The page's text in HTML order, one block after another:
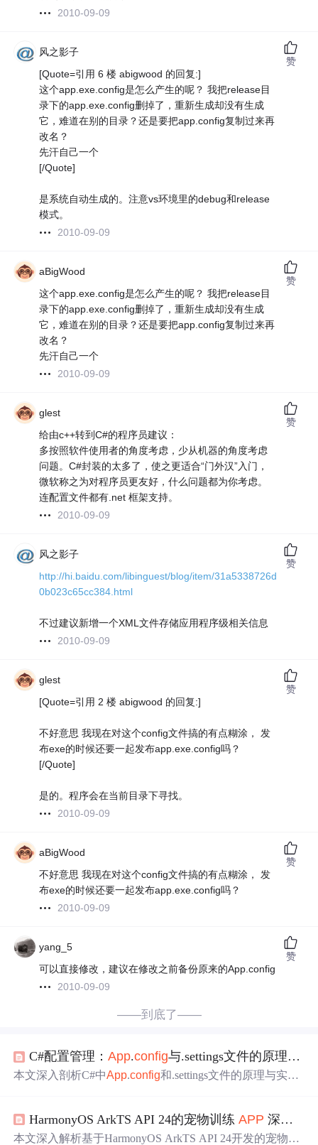
2010-09-09
风之影子
[Quote=引用 6 楼 abigwood 的回复:]
这个app.exe.config是怎么产生的呢？ 我把release目
录下的app.exe.config删掉了，重新生成却没有生成
它，难道在别的目录？还是要把app.config复制过来再
改名？
先汗自己一个
[/Quote]
是系统自动生成的。注意vs环境里的debug和release
模式。
2010-09-09
赞
aBigWood
这个app.exe.config是怎么产生的呢？ 我把release目
录下的app.exe.config删掉了，重新生成却没有生成
它，难道在别的目录？还是要把app.config复制过来再
改名？
先汗自己一个
2010-09-09
赞
glest
给由c++转到C#的程序员建议：
多按照软件使用者的角度考虑，少从机器的角度考虑
问题。C#封装的太多了，使之更适合“门外汉”入门，
微软称之为对程序员更友好，什么问题都为你考虑。
连配置文件都有.net 框架支持。
2010-09-09
赞
风之影子
http://hi.baidu.com/libinguest/blog/item/31a5338726d
0b023c65cc384.html
不过建议新增一个XML文件存储应用程序级相关信息
2010-09-09
赞
glest
[Quote=引用 2 楼 abigwood 的回复:]
不好意思 我现在对这个config文件搞的有点糊涂， 发
布exe的时候还要一起发布app.exe.config吗？
[/Quote]
是的。程序会在当前目录下寻找。
2010-09-09
赞
aBigWood
不好意思 我现在对这个config文件搞的有点糊涂， 发
布exe的时候还要一起发布app.exe.config吗？
2010-09-09
赞
yang_5
可以直接修改，建议在修改之前备份原来的App.config
2010-09-09
赞
——到底了——
C#配置管理：App.config与.settings文件的原理、实践与演进
本文深入剖析C#中App.config和.settings文件的原理与实
tudio设计器生成强类型包装类，提供设计时支持与类型安
全访问。文章涵盖运行时访问陷阱、用户/应用作用域区
HarmonyOS ArkTS API 24的宠物训练APP 深度架构通过 Object.keys(TAB_
本文深入解析基于HarmonyOS ArkTS API 24开发的宠物训